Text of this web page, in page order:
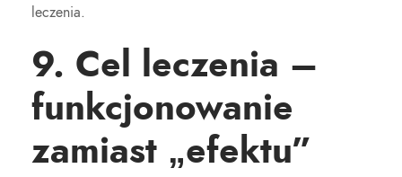
leczenia.
9. Cel leczenia –
funkcjonowanie
zamiast „efektu”